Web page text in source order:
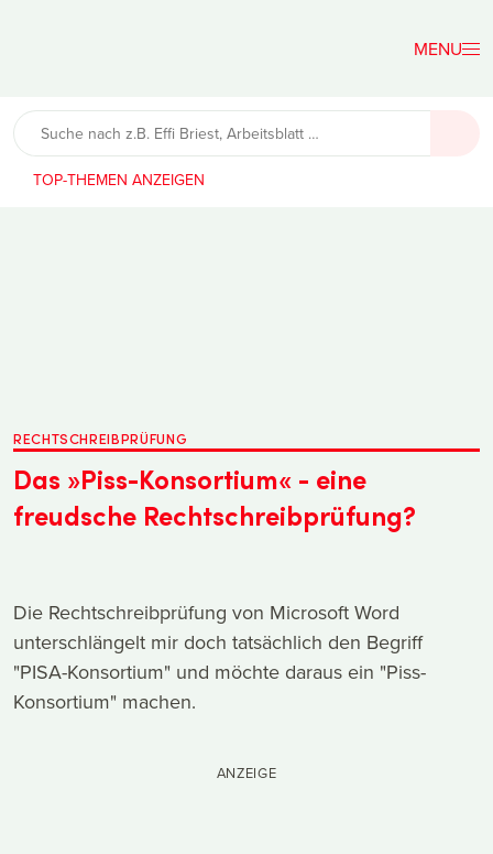
Lehrerfreund
TOP-THEMEN
RECHTSCHREIBPRÜFUNG
Das »Piss-Konsortium« - eine
freudsche Rechtschreibprüfung?
Die Rechtschreibprüfung von Microsoft Word
unterschlängelt mir doch tatsächlich den Begriff
"PISA-Konsortium" und möchte daraus ein "Piss-
Konsortium" machen.
ANZEIGE